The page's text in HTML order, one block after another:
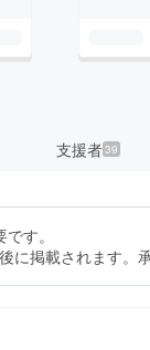
支援者39
す。
に掲載されます。